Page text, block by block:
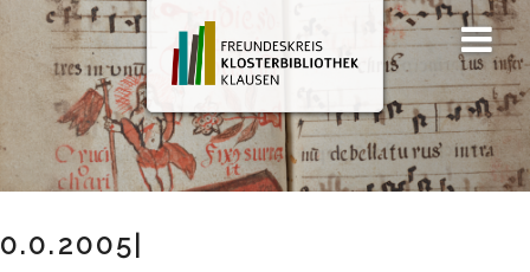
Zum
springen
Men
ü
0.0.2005|